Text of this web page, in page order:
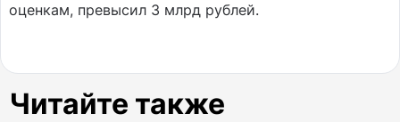
оценкам, превысил 3 млрд рублей.
Читайте также